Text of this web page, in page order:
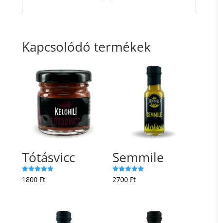
Kapcsolódó termékek
Tótásvicc
Értékelés:
5.00
1800 Ft
Semmile
Értékelés:
5.00
2700 Ft